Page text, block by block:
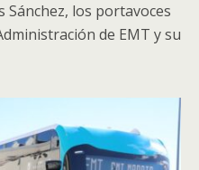
Sánchez, los portavoces
de EMT y su